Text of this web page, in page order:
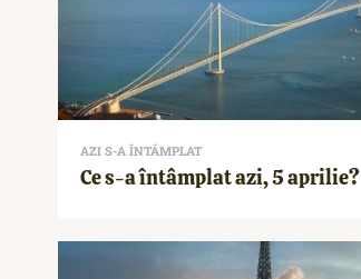
AZI S-A ÎNTÂMPLAT
Ce s-a întâmplat azi, 5 aprilie?